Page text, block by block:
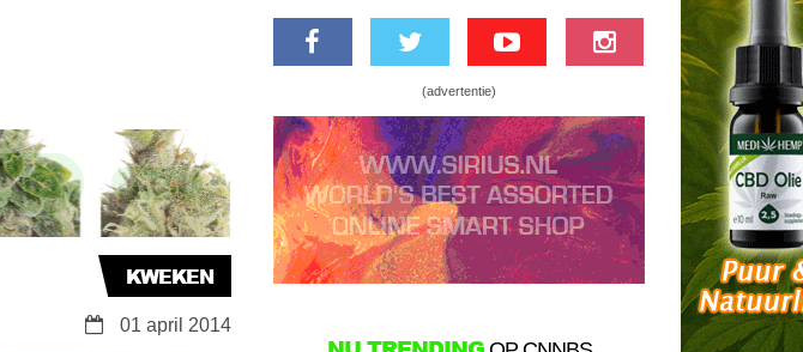
KWEKEN
01 april 2014
(advertentie)